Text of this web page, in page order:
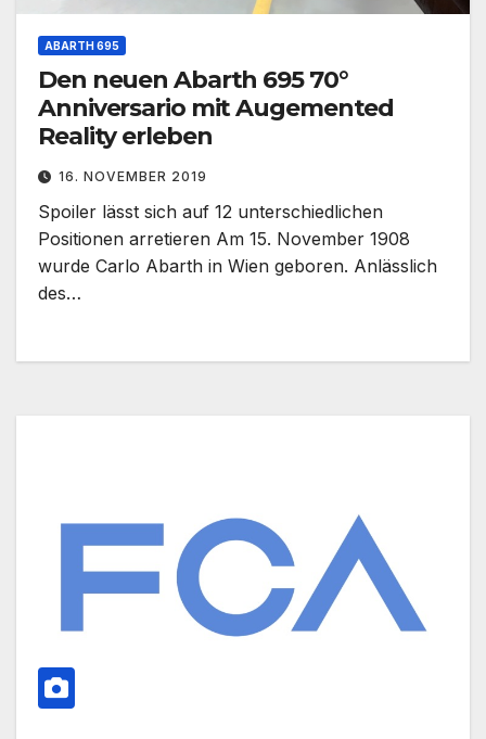
ABARTH 695
Den neuen Abarth 695 70°
Anniversario mit Augemented
Reality erleben
16. NOVEMBER 2019
Spoiler lässt sich auf 12 unterschiedlichen
Positionen arretieren Am 15. November 1908
wurde Carlo Abarth in Wien geboren. Anlässlich
des…